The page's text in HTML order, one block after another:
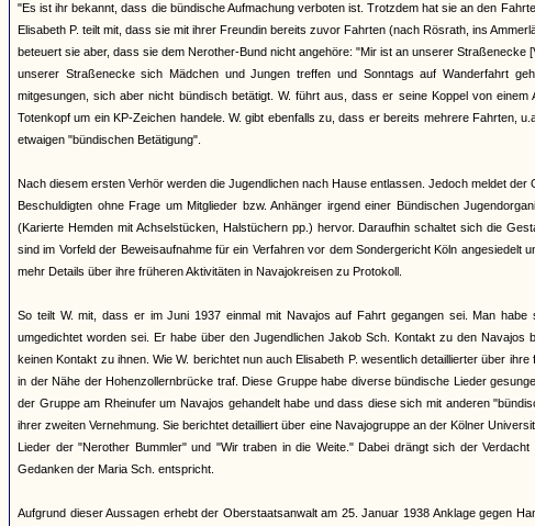
"Es ist ihr bekannt, dass die bündische Aufmachung verboten ist. Trotzdem hat sie an den
Elisabeth P. teilt mit, dass sie mit ihrer Freundin bereits zuvor Fahrten (nach Rösrath, ins
beteuert sie aber, dass sie dem Nerother-Bund nicht angehöre: "Mir ist an unserer
unserer Straßenecke sich Mädchen und Jungen treffen und Sonntags auf Wanderfahrt
mitgesungen, sich aber nicht bündisch betätigt. W. führt aus, dass er seine Koppel von
Totenkopf um ein KP-Zeichen handele. W. gibt ebenfalls zu, dass er bereits mehrere Fahrten,
etwaigen "bündischen Betätigung".
Nach diesem ersten Verhör werden die Jugendlichen nach Hause entlassen. Jedoch meldet
Beschuldigten ohne Frage um Mitglieder bzw. Anhänger irgend einer Bündischen
(Karierte Hemden mit Achselstücken, Halstüchern pp.) hervor. Daraufhin schaltet sich die
sind im Vorfeld der Beweisaufnahme für ein Verfahren vor dem Sondergericht Köln
mehr Details über ihre früheren Aktivitäten in Navajokreisen zu Protokoll.
So teilt W. mit, dass er im Juni 1937 einmal mit Navajos auf Fahrt gegangen sei. Man
umgedichtet worden sei. Er habe über den Jugendlichen Jakob Sch. Kontakt zu den
keinen Kontakt zu ihnen. Wie W. berichtet nun auch Elisabeth P. wesentlich detaillierter über
in der Nähe der Hohenzollernbrücke traf. Diese Gruppe habe diverse bündische Lieder
der Gruppe am Rheinufer um Navajos gehandelt habe und dass diese sich mit anderen
ihrer zweiten Vernehmung. Sie berichtet detailliert über eine Navajogruppe an der Kölner
Lieder der "Nerother Bummler" und "Wir traben in die Weite." Dabei drängt sich der
Gedanken der Maria Sch. entspricht.
Aufgrund dieser Aussagen erhebt der Oberstaatsanwalt am 25. Januar 1938 Anklage gegen